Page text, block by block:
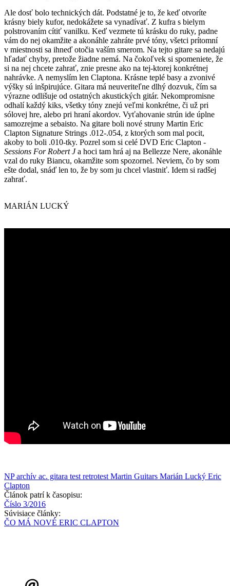
Ale dosť bolo technických dát. Podstatné je to, že keď otvoríte
krásny biely kufor, nedokážete sa vynadívať. Z kufra s bielym
polstrovaním cítiť vanilku. Keď vezmete tú krásku do ruky, padne
vám do nej okamžite a akonáhle zahráte prvé tóny, všetci prítomní
v miestnosti sa ihneď otočia vaším smerom. Na tejto gitare sa nedajú
hľadať chyby, pretože žiadne nemá. Na čokoľvek si spomeniete, že
si na nej chcete zahrať, znie presne ako na tej-ktorej konkrétnej
nahrávke. A nemyslím len Claptona. Krásne teplé basy a zvonivé
výšky sú inšpirujúce. Gitara má neuveriteľne dlhý dozvuk, čím sa
výrazne odlišuje od ostatných akustických gitár. Nekompromisne
odhalí každý kiks, všetky tóny znejú veľmi konkrétne, či už pri
sólovej hre, alebo pri hraní akordov. Vyťahovanie strún ide úplne
samozrejme a sebaisto. Na gitare boli nové struny Martin Eric
Clapton Signature Strings .012-.054, z ktorých som mal pocit,
akoby to boli .010-tky. Pozrel som si celé DVD Eric Clapton -
Sessions For Robert Ja hoci tam hrá aj na Bellezze Nere, akonáhle
vzal do ruky Biancu, okamžite som spozornel. Neviem, čo by som
ešte dodal, snáď len to, že by som ju chcel vlastniť. Idem si radšej
zahrať.
MARIÁN LUCKÝ
NP archív ac. gitara test retrotest Martin Guitars Marián Lucký Eric
Clapton
Článok patrí k časopisu:
Číslo 3/2016
Súvisiace články:
ČO MÁ NOVÉ ERIC CLAPTON